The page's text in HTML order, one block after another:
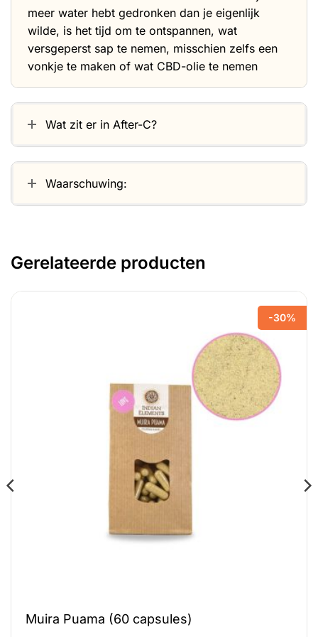
meer water hebt gedronken dan je eigenlijk
wilde, is het tijd om te ontspannen, wat
versgeperst sap te nemen, misschien zelfs een
vonkje te maken of wat CBD-olie te nemen
Wat zit er in After-C?
Waarschuwing:
Gerelateerde producten
-30%
Muira Puama (60 capsules)